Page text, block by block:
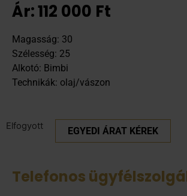
Ár:112 000 Ft
Magasság: 30
Szélesség: 25
Alkotó: Bimbi
Technikák: olaj/vászon
Elfogyott EGYEDI ÁRAT KÉREK
Telefonos